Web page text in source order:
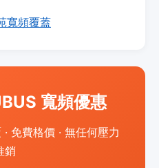
寬頻覆蓋
寬頻優惠
免費格價 · 無任何壓力
銷